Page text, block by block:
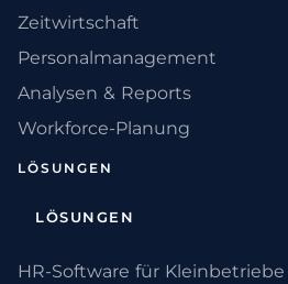
Zeitwirtschaft
Personalmanagement
Analysen & Reports
Workforce-Planung
LÖSUNGEN
LÖSUNGEN
HR-Software für Kleinbetriebe